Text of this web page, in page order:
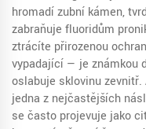
hromadízubní kámen,
zabraňuje fluoridům
ztrácíte přirozenou
vypadající — je známkou
oslabuje sklovinu zevnitř.
jedna z nejčastějších
se často projevuje jako